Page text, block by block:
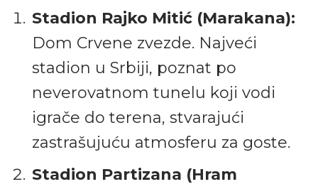
Stadion Rajko Mitić (Marakana):
Dom Crvene zvezde. Najveći
stadion u Srbiji, poznat po
neverovatnom tunelu koji vodi
igrače do terena, stvarajući
zastrašujuću atmosferu za goste.
Stadion Partizana (Hram